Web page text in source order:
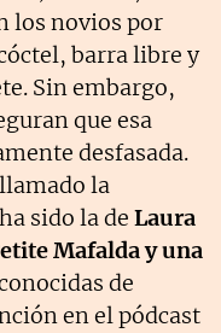
los novios por
barra libre y
Sin embargo,
que esa
desfasada.
la
sido la de Laura
Mafalda y una
de
en el pódcast